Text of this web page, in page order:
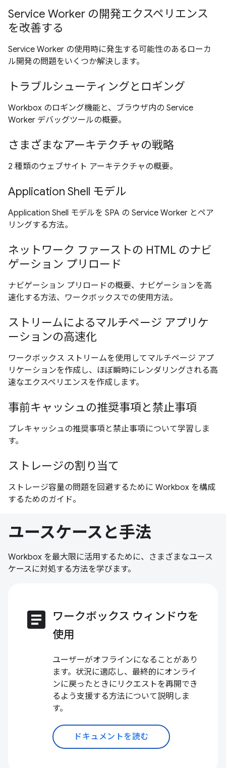
Service Worker の開発エクスペリエンス
を改善する
Service Worker の使用時に発生する可能性のあるローカ
ル開発の問題をいくつか解決します。
トラブルシューティングとロギング
Workbox のロギング機能と、ブラウザ内の Service
Worker デバッグツールの概要。
さまざまなアーキテクチャの戦略
2 種類のウェブサイト アーキテクチャの概要。
Application Shell モデル
Application Shell モデルを SPA の Service Worker とペア
リングする方法。
ネットワーク ファーストの HTML のナビ
ゲーション プリロード
ナビゲーション プリロードの概要、ナビゲーションを高
速化する方法、ワークボックスでの使用方法。
ストリームによるマルチページ アプリケ
ーションの高速化
ワークボックス ストリームを使用してマルチページ アプ
リケーションを作成し、ほぼ瞬時にレンダリングされる高
速なエクスペリエンスを作成します。
事前キャッシュの推奨事項と禁止事項
プレキャッシュの推奨事項と禁止事項について学習しま
す。
ストレージの割り当て
ストレージ容量の問題を回避するために Workbox を構成
するためのガイド。
ユースケースと手法
Workbox を最大限に活用するために、さまざまなユース
ケースに対処する方法を学びます。
article ワークボックス ウィンドウを
使用
ユーザーがオフラインになることがあり
ます。状況に適応し、最終的にオンライ
ンに戻ったときにリクエストを再開でき
るよう支援する方法について説明しま
す。
ドキュメントを読む